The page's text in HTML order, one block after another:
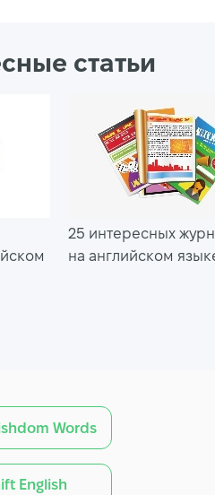
статьи
25 интересных
на английском
Words
English